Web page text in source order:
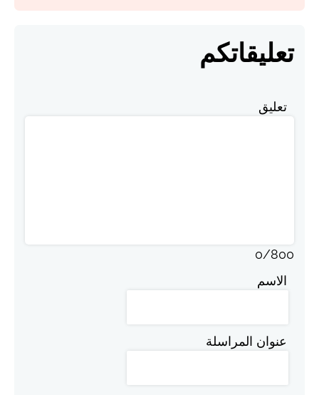
تعليقاتكم
تعليق
0/800
الاسم
عنوان المراسلة